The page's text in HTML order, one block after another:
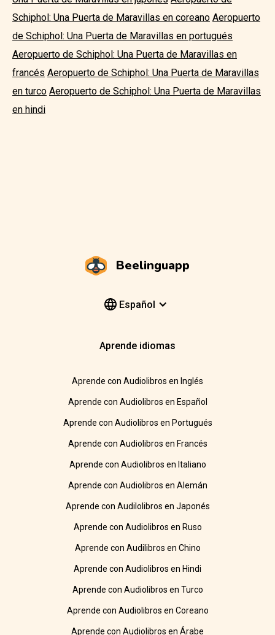
Schiphol: Una Puerta de Maravillas en coreano Aeropuerto
de Schiphol: Una Puerta de Maravillas en portugués
Aeropuerto de Schiphol: Una Puerta de Maravillas en
francés Aeropuerto de Schiphol: Una Puerta de Maravillas
en turco Aeropuerto de Schiphol: Una Puerta de Maravillas
en hindi
Beelinguapp
Español
Aprende idiomas
Aprende con Audiolibros en Inglés
Aprende con Audiolibros en Español
Aprende con Audiolibros en Portugués
Aprende con Audiolibros en Francés
Aprende con Audiolibros en Italiano
Aprende con Audiolibros en Alemán
Aprende con Audilolibros en Japonés
Aprende con Audiolibros en Ruso
Aprende con Audilibros en Chino
Aprende con Audiolibros en Hindi
Aprende con Audiolibros en Turco
Aprende con Audiolibros en Coreano
Aprende con Audiolibros en Árabe